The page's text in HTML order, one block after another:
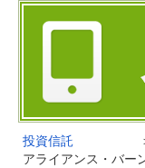
投資信託
アライアンス・バー